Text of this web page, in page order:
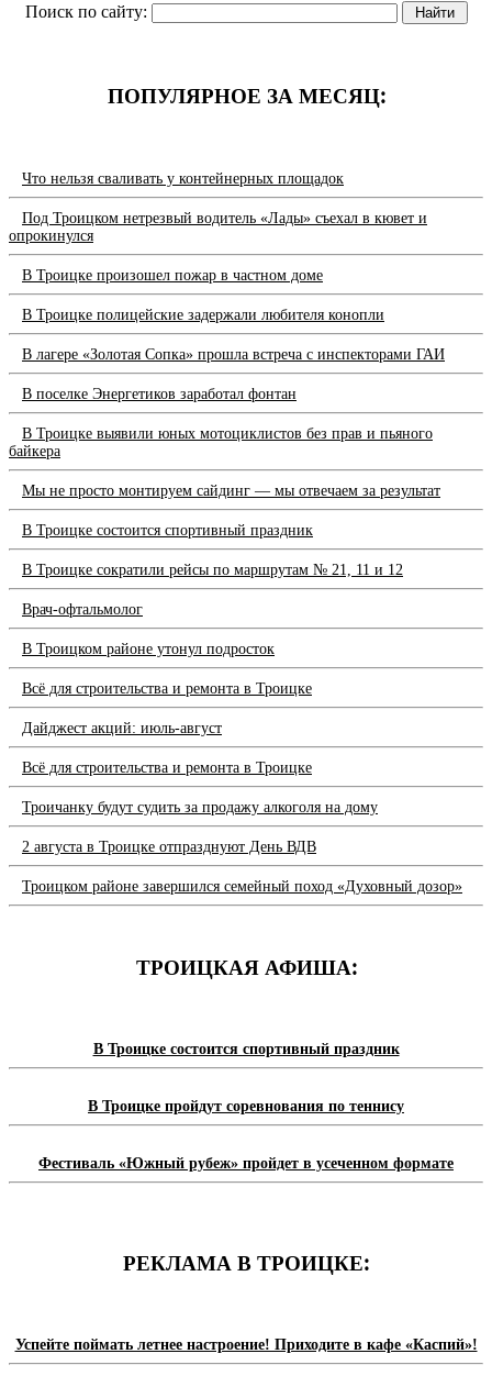
Поиск по сайту:
ПОПУЛЯРНОЕ ЗА МЕСЯЦ:
Что нельзя сваливать у контейнерных площадок
Под Троицком нетрезвый водитель «Лады» съехал в кювет и
опрокинулся
В Троицке произошел пожар в частном доме
В Троицке полицейские задержали любителя конопли
В лагере «Золотая Сопка» прошла встреча с инспекторами ГАИ
В поселке Энергетиков заработал фонтан
В Троицке выявили юных мотоциклистов без прав и пьяного
байкера
Мы не просто монтируем сайдинг — мы отвечаем за результат
В Троицке состоится спортивный праздник
В Троицке сократили рейсы по маршрутам № 21, 11 и 12
Врач-офтальмолог
В Троицком районе утонул подросток
Всё для строительства и ремонта в Троицке
Дайджест акций: июль-август
Всё для строительства и ремонта в Троицке
Троичанку будут судить за продажу алкоголя на дому
2 августа в Троицке отпразднуют День ВДВ
Троицком районе завершился семейный поход «Духовный дозор»
ТРОИЦКАЯ АФИША:
В Троицке состоится спортивный праздник
В Троицке пройдут соревнования по теннису
Фестиваль «Южный рубеж» пройдет в усеченном формате
РЕКЛАМА В ТРОИЦКЕ:
Успейте поймать летнее настроение! Приходите в кафе «Каспий»!